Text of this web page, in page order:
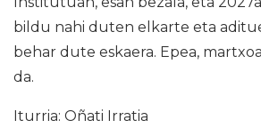
bildu nahi duten elkarte eta
behar dute eskaera. Epea,
da.
Iturria: Oñati Irratia